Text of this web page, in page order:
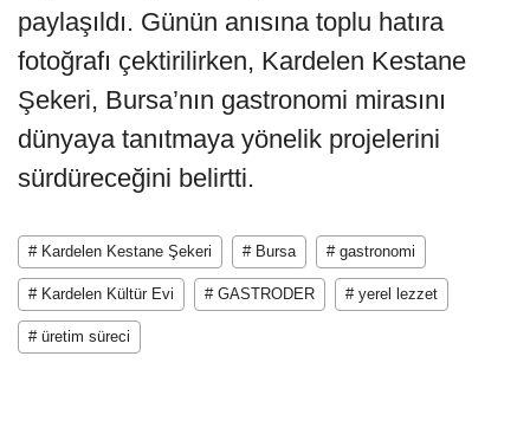
paylaşıldı. Günün anısına toplu hatıra
fotoğrafı çektirilirken, Kardelen Kestane
Şekeri, Bursa’nın gastronomi mirasını
dünyaya tanıtmaya yönelik projelerini
sürdüreceğini belirtti.
# Kardelen Kestane Şekeri # Bursa # gastronomi
# Kardelen Kültür Evi # GASTRODER # yerel lezzet
# üretim süreci